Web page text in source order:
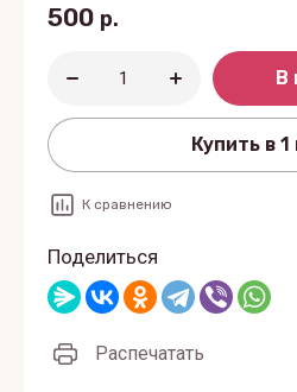
500 р.
В
Купить в 1
К сравнению
Поделиться
Распечатать